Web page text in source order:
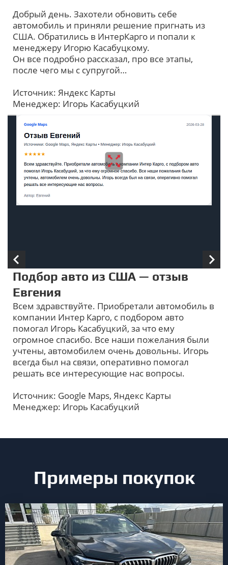
Добрый день. Захотели обновить себе
автомобиль и приняли решение пригнать из
США. Обратились в ИнтерКарго и попали к
менеджеру Игорю Касабуцкому.
Он все подробно рассказал, про все этапы,
после чего мы с супругой…
Источник: Яндекс Карты
Менеджер: Игорь Касабуцкий
Подбор авто из США — отзыв
Евгения
Всем здравствуйте. Приобретали автомобиль в
компании Интер Карго, с подбором авто
помогал Игорь Касабуцкий, за что ему
огромное спасибо. Все наши пожелания были
учтены, автомобилем очень довольны. Игорь
всегда был на связи, оперативно помогал
решать все интересующие нас вопросы.
Источник: Google Maps, Яндекс Карты
Менеджер: Игорь Касабуцкий
Примеры покупок